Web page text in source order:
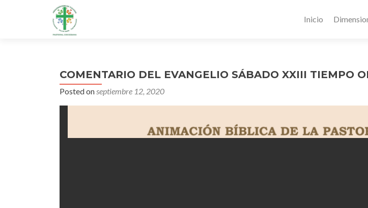
Inicio
COMENTARIO DEL EVANGELIO SÁBADO XXIII TIEMPO
Posted onseptiembre 12, 2020